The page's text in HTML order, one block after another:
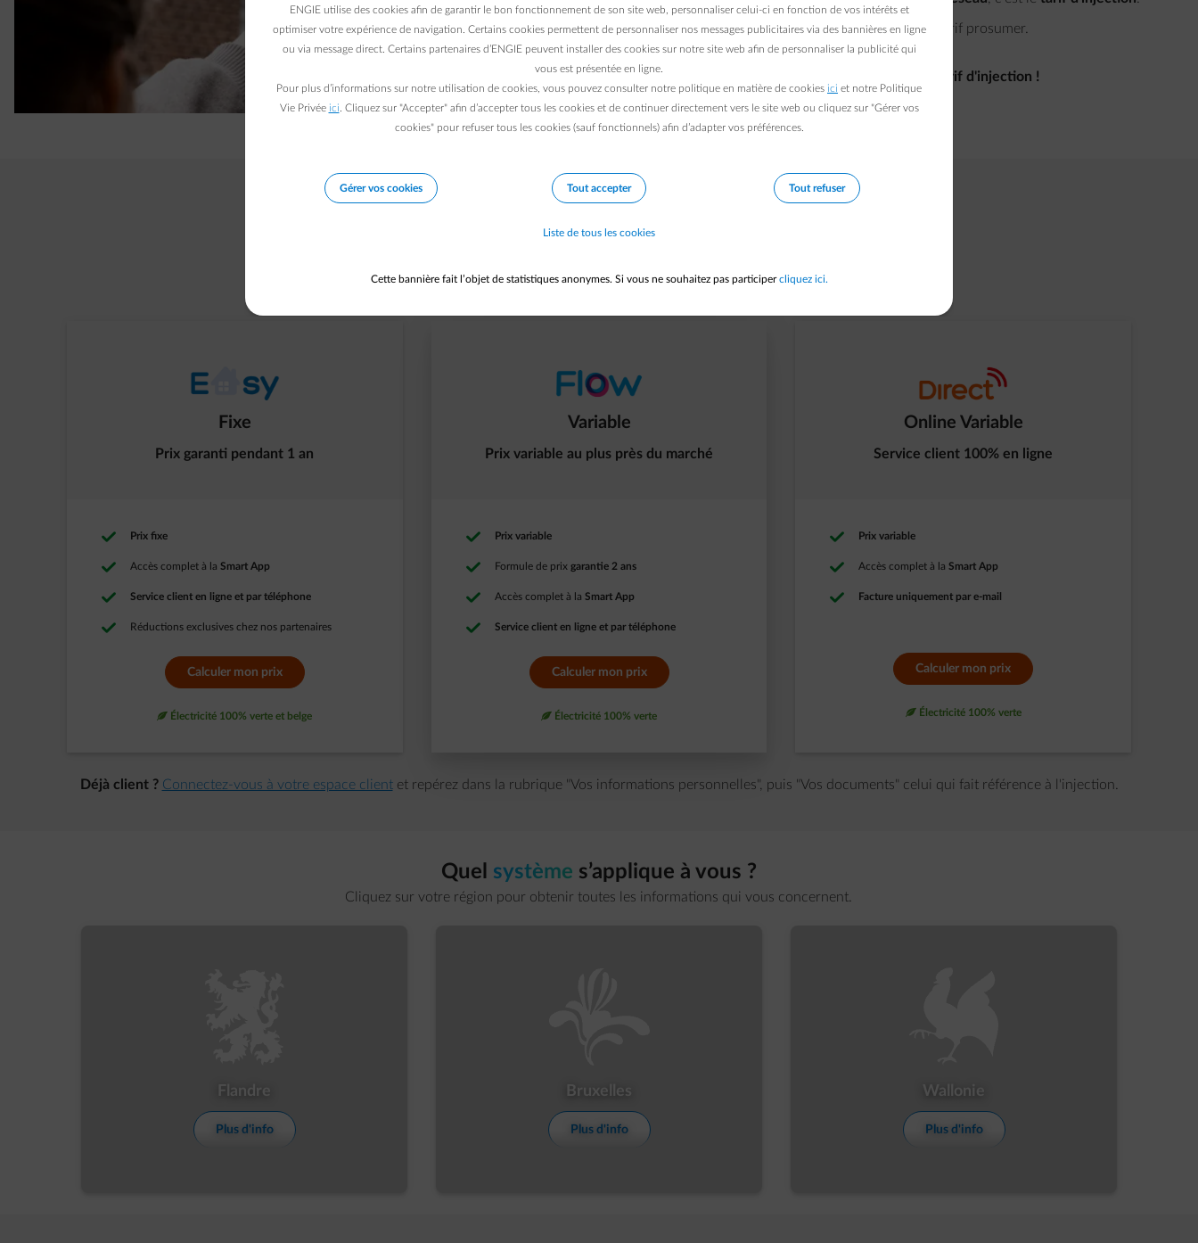
Dans ce système, vous ne payez pas de tarif prosumer.
Chez ENGIE, vous bénéficiez d'un excellent tarif d'injection !
Pas encore client ENGIE ?
Fixe
Prix garanti pendant 1 an
Prix fixe
Accès complet à laSmart App
Service client en ligne et par téléphone
Réductions exclusives chez nos partenaires
Calculer mon prix
leaf Électricité 100% verte et belge
Variable
Prix variable au plus près du marché
Prix variable
Formule de prix garantie 2 ans
Accès complet à la Smart App
Service client en ligne et par téléphone
Calculer mon prix
leaf Électricité 100% verte
Online Variable
Service client 100% en ligne
Prix variable
Accès complet à laSmart App
Facture uniquement par e-mail
Calculer mon prix
leafÉlectricité 100% verte
Déjà client ? Connectez-vous à votre espace clientet repérez dans la rubrique "Vos informations personnelles", puis "Vos documents" celui qui fait référence à l'injection.
Quel système s’applique à vous ?
Cliquez sur votre région pour obtenir toutes les informations qui vous concernent.
Flandre
Plus d'info
Bruxelles
Plus d'info
Wallonie
Plus d'info
ENGIE utilise des cookies afin de garantir le bon fonctionnement de son site web, personnaliser celui-ci en fonction de vos intérêts et
optimiser votre expérience de navigation. Certains cookies permettent de personnaliser nos messages publicitaires via des bannières en ligne
ou via message direct. Certains partenaires d’ENGIE peuvent installer des cookies sur notre site web afin de personnaliser la publicité qui
vous est présentée en ligne.
Pour plus d’informations sur notre utilisation de cookies, vous pouvez consulter notre politique en matière de cookies ici et notre Politique
Vie Privée ici . Cliquez sur "Accepter" afin d’accepter tous les cookies et de continuer directement vers le site web ou cliquez sur "Gérer vos
cookies" pour refuser tous les cookies (sauf fonctionnels) afin d’adapter vos préférences.
Gérer vos cookies Tout accepter Tout refuser
Liste de tous les cookies
Cette bannière fait l’objet de statistiques anonymes. Si vous ne souhaitez pas participercliquez ici.